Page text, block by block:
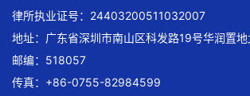
律所执业证号：24403200511032007
地址：广东省深圳市南山区科发路19号华润置
邮编：518057
传真：+86-0755-82984599